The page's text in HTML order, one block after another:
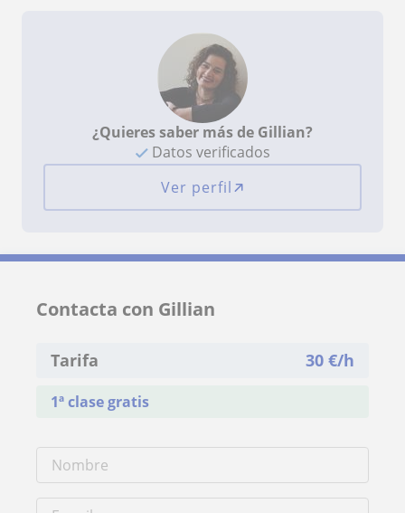
¿Quieres saber más de Gillian?
Datos verificados
Ver perfil
Contacta con Gillian
Tarifa 30 €/h
1ª clase gratis